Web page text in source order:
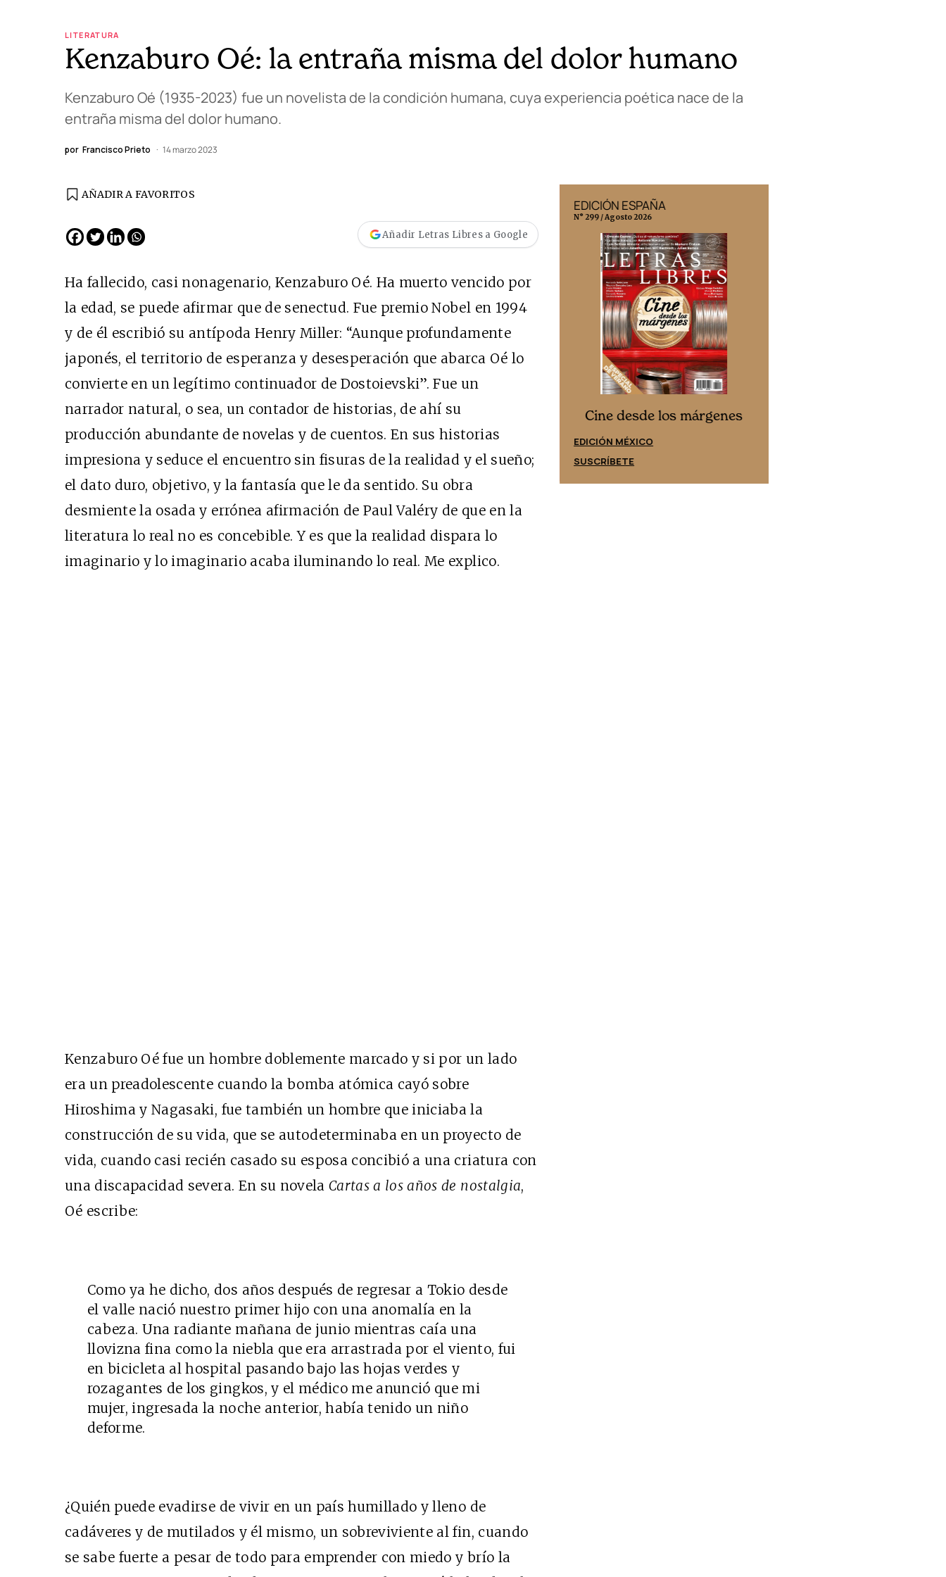
LITERATURA
Kenzaburo Oé: la entraña misma del dolor humano
Kenzaburo Oé (1935-2023) fue un novelista de la condición humana, cuya experiencia poética nace de la
entraña misma del dolor humano.
por Francisco Prieto 14 marzo 2023
AÑADIR A FAVORITOS
Añadir Letras Libres a Google
Ha fallecido, casi nonagenario, Kenzaburo Oé. Ha muerto vencido por
la edad, se puede afirmar que de senectud. Fue premio Nobel en 1994
y de él escribió su antípoda Henry Miller: “Aunque profundamente
japonés, el territorio de esperanza y desesperación que abarca Oé lo
convierte en un legítimo continuador de Dostoievski”. Fue un
narrador natural, o sea, un contador de historias, de ahí su
producción abundante de novelas y de cuentos. En sus historias
impresiona y seduce el encuentro sin fisuras de la realidad y el sueño;
el dato duro, objetivo, y la fantasía que le da sentido. Su obra
desmiente la osada y errónea afirmación de Paul Valéry de que en la
literatura lo real no es concebible. Y es que la realidad dispara lo
imaginario y lo imaginario acaba iluminando lo real. Me explico.
Kenzaburo Oé fue un hombre doblemente marcado y si por un lado
era un preadolescente cuando la bomba atómica cayó sobre
Hiroshima y Nagasaki, fue también un hombre que iniciaba la
construcción de su vida, que se autodeterminaba en un proyecto de
vida, cuando casi recién casado su esposa concibió a una criatura con
una discapacidad severa. En su novela Cartas a los años de nostalgia,
Oé escribe:
Como ya he dicho, dos años después de regresar a Tokio desde
el valle nació nuestro primer hijo con una anomalía en la
cabeza. Una radiante mañana de junio mientras caía una
llovizna fina como la niebla que era arrastrada por el viento, fui
en bicicleta al hospital pasando bajo las hojas verdes y
rozagantes de los gingkos, y el médico me anunció que mi
mujer, ingresada la noche anterior, había tenido un niño
deforme.
¿Quién puede evadirse de vivir en un país humillado y lleno de
cadáveres y de mutilados y él mismo, un sobreviviente al fin, cuando
se sabe fuerte a pesar de todo para emprender con miedo y brío la
Cine desde los márgenes
EDICIÓN MÉXICO
SUSCRÍBETE
Cine desde los márgenes
EDICIÓN ESPAÑA
SUSCRÍBETE
EDICIÓN ESPAÑA
N° 299 / Agosto 2026
Cine desde los márgenes
EDICIÓN MÉXICO
SUSCRÍBETE